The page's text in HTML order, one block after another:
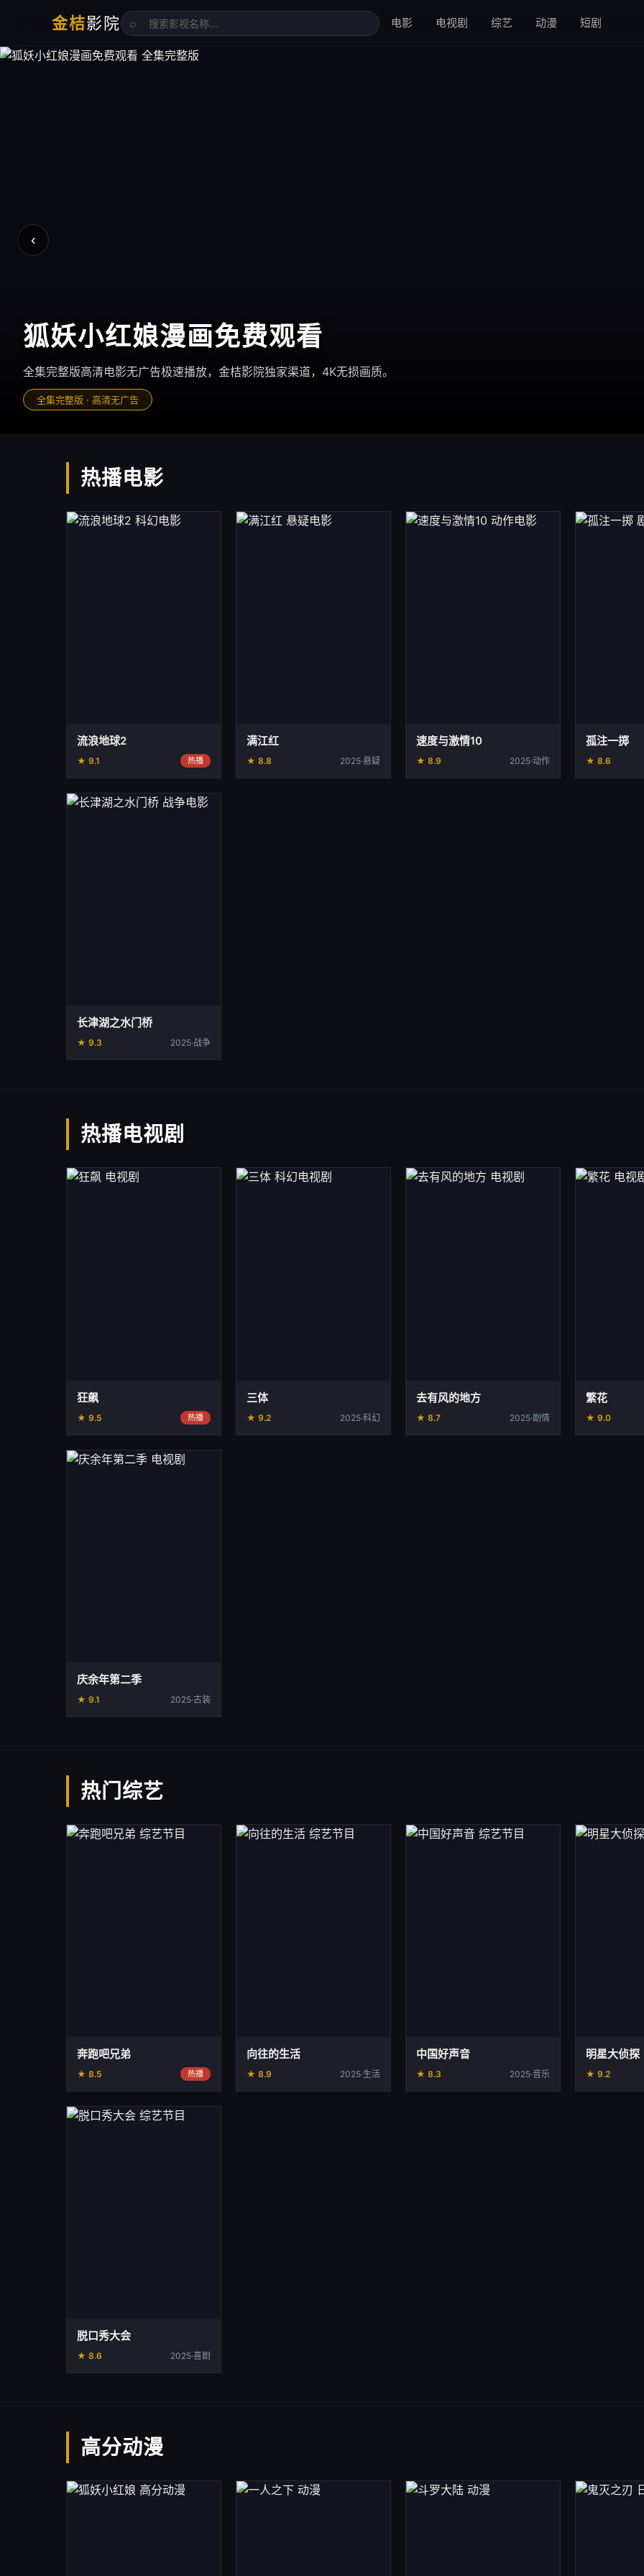
金桔影院 ⌕ 电影 电视剧 综艺 动漫 短剧
狐妖小红娘漫画免费观看
全集完整版高清电影无广告极速播放，金桔影院独家渠道，4K无损画质。
全集完整版 · 高清无广告
实时更新 · 全网热播
院线同步国产高分剧集欧美大片，每日极速上新，影迷专属4K观影站。
每日更新 · 院线同步
‹
热播电影
流浪地球2
★ 9.1 热播
满江红
★ 8.8 2025·悬疑
速度与激情10
★ 8.9 2025·动作
孤注一掷
★ 8.6
长津湖之水门桥
★ 9.3 2025·战争
热播电视剧
狂飙
★ 9.5 热播
三体
★ 9.2 2025·科幻
去有风的地方
★ 8.7 2025·剧情
繁花
★ 9.0
庆余年第二季
★ 9.1 2025·古装
热门综艺
奔跑吧兄弟
★ 8.5 热播
向往的生活
★ 8.9 2025·生活
中国好声音
★ 8.3 2025·音乐
明星大侦探
★ 9.2
脱口秀大会
★ 8.6 2025·喜剧
高分动漫